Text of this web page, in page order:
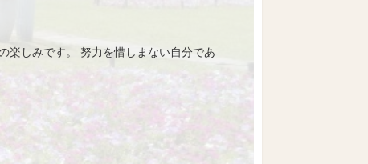
楽しみです。 努力を惜しまない自分であ